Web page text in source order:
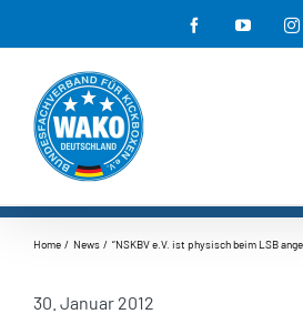
Inhalt
springen
FacebookYouTube
Home News “NSKBV e.V. ist physisch beim LSB
30. Januar 2012